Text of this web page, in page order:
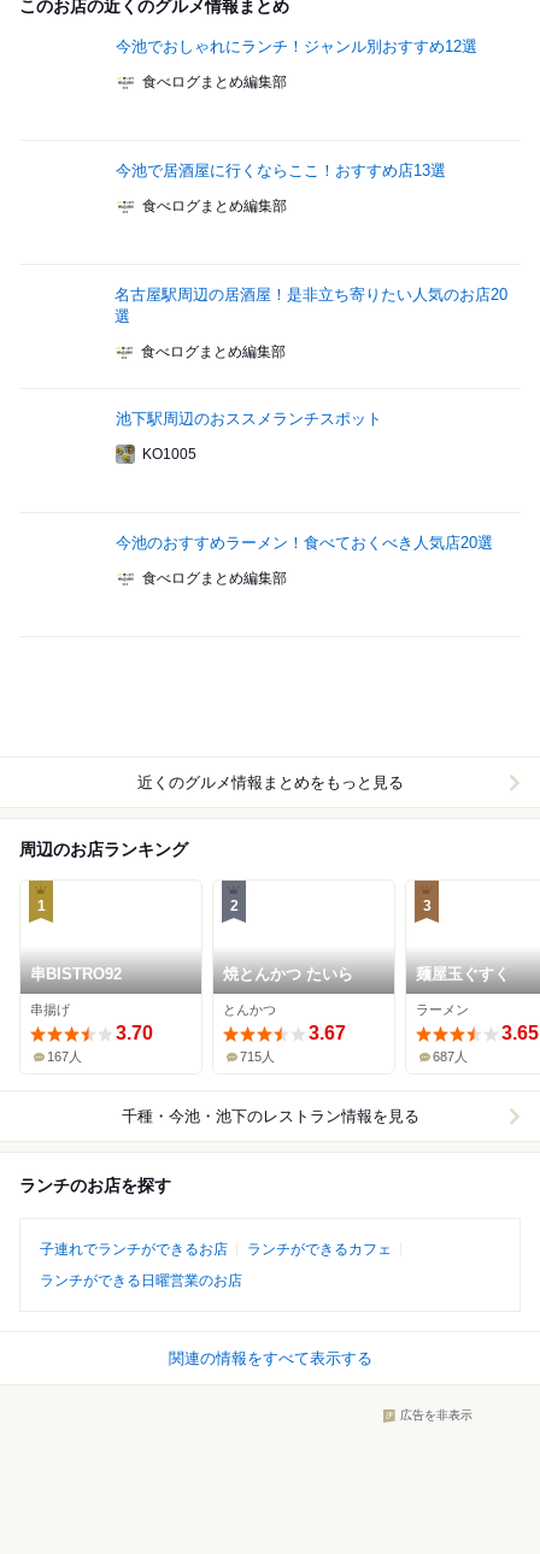
このお店の近くのグルメ情報まとめ
今池でおしゃれにランチ！ジャンル別おすすめ12選
食べログまとめ編集部
今池で居酒屋に行くならここ！おすすめ店13選
食べログまとめ編集部
名古屋駅周辺の居酒屋！是非立ち寄りたい人気のお店20
選
食べログまとめ編集部
池下駅周辺のおススメランチスポット
KO1005
今池のおすすめラーメン！食べておくべき人気店20選
食べログまとめ編集部
近くのグルメ情報まとめをもっと見る
周辺のお店ランキング
1
串BISTRO92
串揚げ
3.70
167人
2
焼とんかつ たいら
とんかつ
3.67
715人
3
麺屋玉ぐすく
ラーメン
3.65
687人
千種・今池・池下のレストラン情報を見る
ランチのお店を探す
子連れでランチができるお店
ランチができるカフェ
ランチができる日曜営業のお店
関連の情報をすべて表示する
広告を非表示